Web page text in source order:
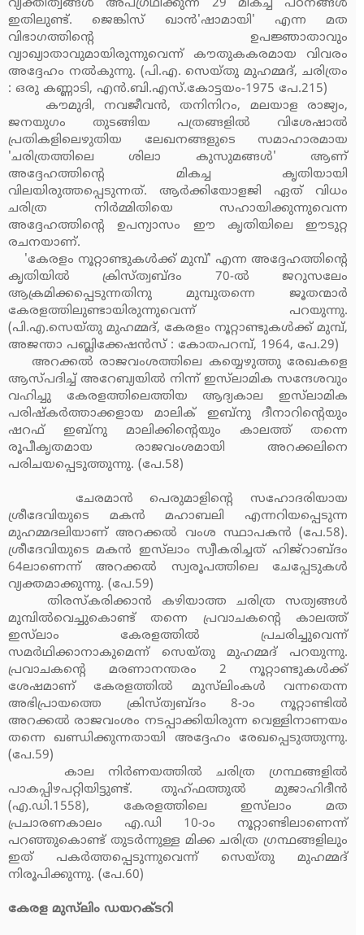
വ്യക്തിത്വങ്ങള്‍ അപഗ്രഥിക്കുന്ന 29 മികച്ച പഠനങ്ങള്‍
ഇതിലുണ്ട്. ജെങ്കിസ് ഖാന്‍'ഷാമായി' എന്ന മത
വിഭാഗത്തിന്റെ ഉപജ്ഞാതാവും
വ്യാഖ്യാതാവുമായിരുന്നുവെന്ന് കൗതുകകരമായ വിവരം
അദ്ദേഹം നല്‍കുന്നു. (പി.എ. സെയ്തു മുഹമ്മദ്, ചരിത്രം
: ഒരു കണ്ണാടി, എന്‍.ബി.എസ്.കോട്ടയം-1975 പേ.215)
കൗമുദി, നവജീവന്‍, തനിനിറം, മലയാള രാജ്യം,
ജനയുഗം തുടങ്ങിയ പത്രങ്ങളില്‍ വിശേഷാല്‍
പ്രതികളിലെഴുതിയ ലേഖനങ്ങളുടെ സമാഹാരമായ
'ചരിത്രത്തിലെ ശിലാ കുസുമങ്ങള്‍' ആണ്
അദ്ദേഹത്തിന്റെ മികച്ച കൃതിയായി
വിലയിരുത്തപ്പെടുന്നത്. ആര്‍ക്കിയോളജി ഏത് വിധം
ചരിത്ര നിര്‍മ്മിതിയെ സഹായിക്കുന്നുവെന്ന
അദ്ദേഹത്തിന്റെ ഉപന്യാസം ഈ കൃതിയിലെ ഈടുറ്റ
രചനയാണ്.
'കേരളം നൂറ്റാണ്ടുകള്‍ക്ക് മുമ്പ്' എന്ന അദ്ദേഹത്തിന്റെ
കൃതിയില്‍ ക്രിസ്ത്വബ്ദം 70-ല്‍ ജറുസലേം
ആക്രമിക്കപ്പെടുന്നതിനു മുമ്പുതന്നെ ജൂതന്മാര്‍
കേരളത്തിലുണ്ടായിരുന്നുവെന്ന് പറയുന്നു.
(പി.എ.സെയ്തു മുഹമ്മദ്, കേരളം നൂറ്റാണ്ടുകള്‍ക്ക് മുമ്പ്,
അജന്താ പബ്ലിക്കേഷന്‍സ് : കോതപറമ്പ്, 1964, പേ.29)
അറക്കല്‍ രാജവംശത്തിലെ കയ്യെഴുത്തു രേഖകളെ
ആസ്പദിച്ച് അറേബ്യയില്‍ നിന്ന് ഇസ്‌ലാമിക സന്ദേശവും
വഹിച്ചു കേരളത്തിലെത്തിയ ആദ്യകാല ഇസ്‌ലാമിക
പരിഷ്‌കര്‍ത്താക്കളായ മാലിക് ഇബ്‌നു ദീനാറിന്റെയും
ഷറഫ് ഇബ്‌നു മാലിക്കിന്റെയും കാലത്ത് തന്നെ
രൂപീകൃതമായ രാജവംശമായി അറക്കലിനെ
പരിചയപ്പെടുത്തുന്നു. (പേ.58)
ചേരമാന്‍ പെരുമാളിന്റെ സഹോദരിയായ
ശ്രീദേവിയുടെ മകന്‍ മഹാബലി എന്നറിയപ്പെടുന്ന
മുഹമ്മദലിയാണ് അറക്കല്‍ വംശ സ്ഥാപകന്‍ (പേ.58).
ശ്രീദേവിയുടെ മകന്‍ ഇസ്‌ലാം സ്വീകരിച്ചത് ഹിജ്‌റാബ്ദം
64ലാണെന്ന് അറക്കല്‍ സ്വരൂപത്തിലെ ചേപ്പേടുകള്‍
വ്യക്തമാക്കുന്നു. (പേ.59)
തിരസ്‌കരിക്കാന്‍ കഴിയാത്ത ചരിത്ര സത്യങ്ങള്‍
മുമ്പില്‍വെച്ചുകൊണ്ട് തന്നെ പ്രവാചകന്റെ കാലത്ത്
ഇസ്‌ലാം കേരളത്തില്‍ പ്രചരിച്ചുവെന്ന്
സമര്‍ഥിക്കാനാകുമെന്ന് സെയ്തു മുഹമ്മദ് പറയുന്നു.
പ്രവാചകന്റെ മരണാനന്തരം 2 നൂറ്റാണ്ടുകള്‍ക്ക്
ശേഷമാണ് കേരളത്തില്‍ മുസ്‌ലിംകള്‍ വന്നതെന്ന
അഭിപ്രായത്തെ ക്രിസ്ത്വബ്ദം 8-ാം നൂറ്റാണ്ടില്‍
അറക്കല്‍ രാജവംശം നടപ്പാക്കിയിരുന്ന വെള്ളിനാണയം
തന്നെ ഖണ്ഡിക്കുന്നതായി അദ്ദേഹം രേഖപ്പെടുത്തുന്നു.
(പേ.59)
കാല നിര്‍ണയത്തില്‍ ചരിത്ര ഗ്രന്ഥങ്ങളില്‍
പാകപ്പിഴപറ്റിയിട്ടുണ്ട്. തുഹ്ഫത്തുല്‍ മുജാഹിദീന്‍
(എ.ഡി.1558), കേരളത്തിലെ ഇസ്‌ലാം മത
പ്രചാരണകാലം എ.ഡി 10-ാം നൂറ്റാണ്ടിലാണെന്ന്
പറഞ്ഞുകൊണ്ട് തുടര്‍ന്നുള്ള മിക്ക ചരിത്ര ഗ്രന്ഥങ്ങളിലും
ഇത് പകര്‍ത്തപ്പെടുന്നുവെന്ന് സെയ്തു മുഹമ്മദ്
നിരൂപിക്കുന്നു. (പേ.60)
കേരള മുസ്‌ലിം ഡയറക്ടറി